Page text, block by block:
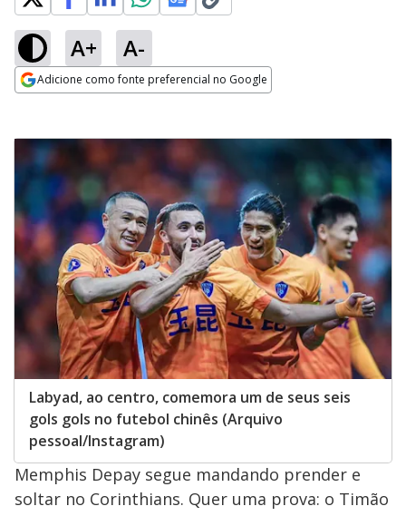
A+ A-
Adicione como fonte preferencial no Google
Labyad, ao centro, comemora um de seus seis
gols gols no futebol chinês (Arquivo
pessoal/Instagram)
Memphis Depay segue mandando prender e
soltar no Corinthians. Quer uma prova: o Timão